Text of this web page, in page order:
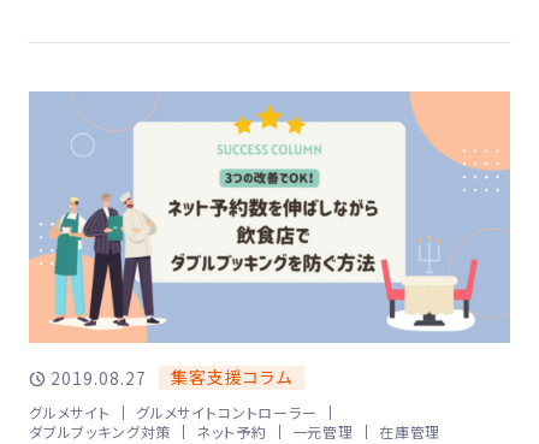
2019.08.27 集客支援コラム
グルメサイト
グルメサイトコントローラー
ダブルブッキング対策
ネット予約 一元管理 在庫管理